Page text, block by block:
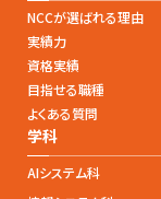
NCCが選ばれる理由
実績力
資格実績
目指せる職種
よくある質問
学科
AIシステム科